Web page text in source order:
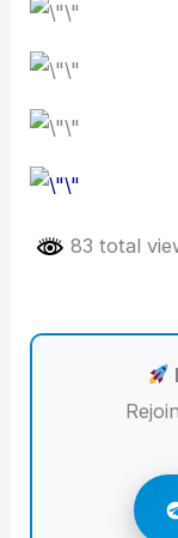
83 total